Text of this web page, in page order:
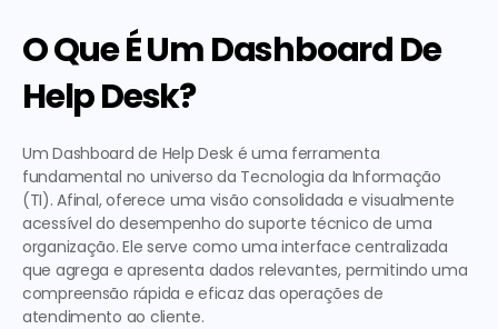
O Que É Um Dashboard De
Help Desk?
Um Dashboard de Help Desk é uma ferramenta
fundamental no universo da Tecnologia da Informação
(TI). Afinal, oferece uma visão consolidada e visualmente
acessível do desempenho do suporte técnico de uma
organização. Ele serve como uma interface centralizada
que agrega e apresenta dados relevantes, permitindo uma
compreensão rápida e eficaz das operações de
atendimento ao cliente.